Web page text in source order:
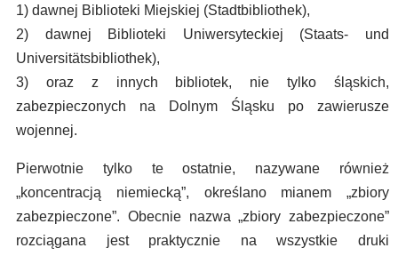
1) dawnej Biblioteki Miejskiej (Stadtbibliothek),
2) dawnej Biblioteki Uniwersyteckiej (Staats- und
Universitätsbibliothek),
3) oraz z innych bibliotek, nie tylko śląskich,
zabezpieczonych na Dolnym Śląsku po zawierusze
wojennej.
Pierwotnie tylko te ostatnie, nazywane również
„koncentracją niemiecką”, określano mianem „zbiory
zabezpieczone”. Obecnie nazwa „zbiory zabezpieczone”
rozciągana jest praktycznie na wszystkie druki